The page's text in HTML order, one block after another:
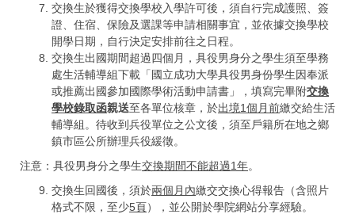
交換生於獲得交換學校入學許可後，須自行完成護照、簽
證、住宿、保險及選課等申請相關事宜，並依據交換學校
開學日期，自行決定安排前往之日程。
交換生出國期間超過四個月，具役男身分之學生須至學務
處生活輔導組下載「國立成功大學具役男身份學生因奉派
或推薦出國參加國際學術活動申請書」，填寫完畢附交換
學校錄取函親送至各單位核章，於出境1個月前繳交給生活
輔導組。待收到兵役單位之公文後，須至戶籍所在地之鄉
鎮市區公所辦理兵役緩徵。
注意：具役男身分之學生交換期間不能超過1年。
交換生回國後，須於兩個月內繳交交換心得報告（含照片
格式不限，至少5頁），並公開於學院網站分享經驗。